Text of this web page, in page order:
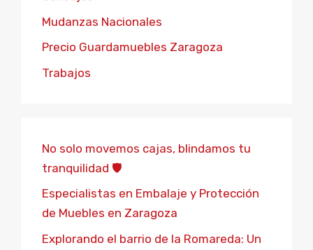
Mudanzas Nacionales
Precio Guardamuebles Zaragoza
Trabajos
No solo movemos cajas, blindamos tu
tranquilidad 🛡️
Especialistas en Embalaje y Protección
de Muebles en Zaragoza
Explorando el barrio de la Romareda: Un